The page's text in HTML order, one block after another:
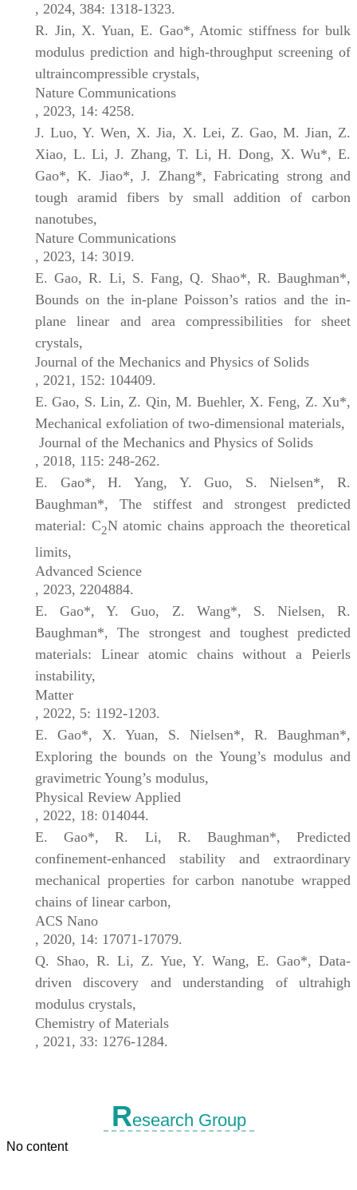
, 2024, 384: 1318-1323.
R. Jin, X. Yuan, E. Gao*, Atomic stiffness for bulk
modulus prediction and high-throughput screening of
ultraincompressible crystals,
Nature Communications
, 2023, 14: 4258.
J. Luo, Y. Wen, X. Jia, X. Lei, Z. Gao, M. Jian, Z.
Xiao, L. Li, J. Zhang, T. Li, H. Dong, X. Wu*, E.
Gao*, K. Jiao*, J. Zhang*, Fabricating strong and
tough aramid fibers by small addition of carbon
nanotubes,
Nature Communications
, 2023, 14: 3019.
E. Gao, R. Li, S. Fang, Q. Shao*, R. Baughman*,
Bounds on the in-plane Poisson’s ratios and the in-
plane linear and area compressibilities for sheet
crystals,
Journal of the Mechanics and Physics of Solids
, 2021, 152: 104409.
E. Gao, S. Lin, Z. Qin, M. Buehler, X. Feng, Z. Xu*,
Mechanical exfoliation of two-dimensional materials,
Journal of the Mechanics and Physics of Solids
, 2018, 115: 248-262.
E. Gao*, H. Yang, Y. Guo, S. Nielsen*, R.
Baughman*, The stiffest and strongest predicted
material: C2N atomic chains approach the theoretical
limits,
Advanced Science
, 2023, 2204884.
E. Gao*, Y. Guo, Z. Wang*, S. Nielsen, R.
Baughman*, The strongest and toughest predicted
materials: Linear atomic chains without a Peierls
instability,
Matter
, 2022, 5: 1192-1203.
E. Gao*, X. Yuan, S. Nielsen*, R. Baughman*,
Exploring the bounds on the Young’s modulus and
gravimetric Young’s modulus,
Physical Review Applied
, 2022, 18: 014044.
E. Gao*, R. Li, R. Baughman*, Predicted
confinement-enhanced stability and extraordinary
mechanical properties for carbon nanotube wrapped
chains of linear carbon,
ACS Nano
, 2020, 14: 17071-17079.
Q. Shao, R. Li, Z. Yue, Y. Wang, E. Gao*, Data-
driven discovery and understanding of ultrahigh
modulus crystals,
Chemistry of Materials
, 2021, 33: 1276-1284.
Research Group
No content